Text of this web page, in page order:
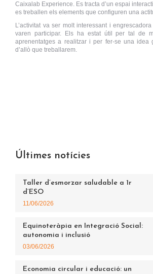
Caixalab Experience. Es tracta d’un espai
es treballen els elements que configuren una
L’activitat va ser molt interessant i
varen participar. Els ha estat útil per tal de
aprenentatges a realitzar i per fer-se una idea
d’allò que treballarem.
Últimes notícies
Taller d’esmorzar saludable a 1r
d’ESO
11/06/2026
Equinoteràpia en Integració Social:
autonomia i inclusió
03/06/2026
Economia circular i educació: un